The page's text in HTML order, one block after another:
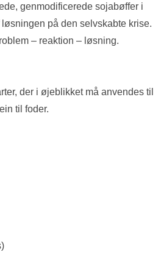
genmodificerede sojabøffer i
på den selvskabte krise.
– reaktion – løsning.
der i øjeblikket må anvendes til
til foder.